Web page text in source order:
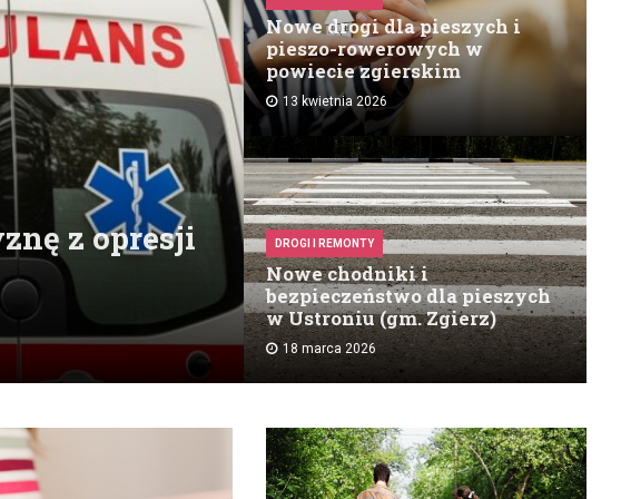
groźnym
z opresji
pożarze
Nowe drogi dla pieszych i
pieszo-rowerowych w
powiecie zgierskim
13 kwietnia 2026
DROGI I REMONTY
Nowe chodniki i
bezpieczeństwo dla pieszych
w Ustroniu (gm. Zgierz)
18 marca 2026